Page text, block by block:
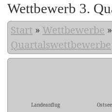
Wettbewerb 3.
Start » Wettbewerbe »
Quartalswettbewerbe
Landeanflug
Ostsee